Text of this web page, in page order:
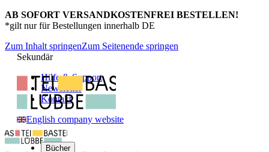
AB SOFORT VERSANDKOSTENFREI BESTELLEN!
*gilt nur für Bestellungen innerhalb DE
Zum Inhalt springenZum Seitenende springen
Sekundär
Hilfe & Support
Newsletter
Kontakt
English company website
Bücher